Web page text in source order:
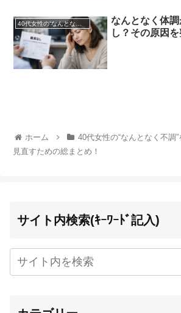
40代女性の“なんとなく不調”を整える｜栄養不足を見直すための総まとめ！
なんとなく体
し？その原因
ホーム
40代女性の“なんとなく不調
見直すための総まとめ！
サイト内検索(ｷｰﾜｰﾄﾞ記入)